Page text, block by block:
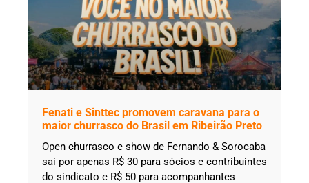
Fenati e Sinttec promovem caravana para o
maior churrasco do Brasil em Ribeirão Preto
Open churrasco e show de Fernando & Sorocaba
sai por apenas R$ 30 para sócios e contribuintes
do sindicato e R$ 50 para acompanhantes